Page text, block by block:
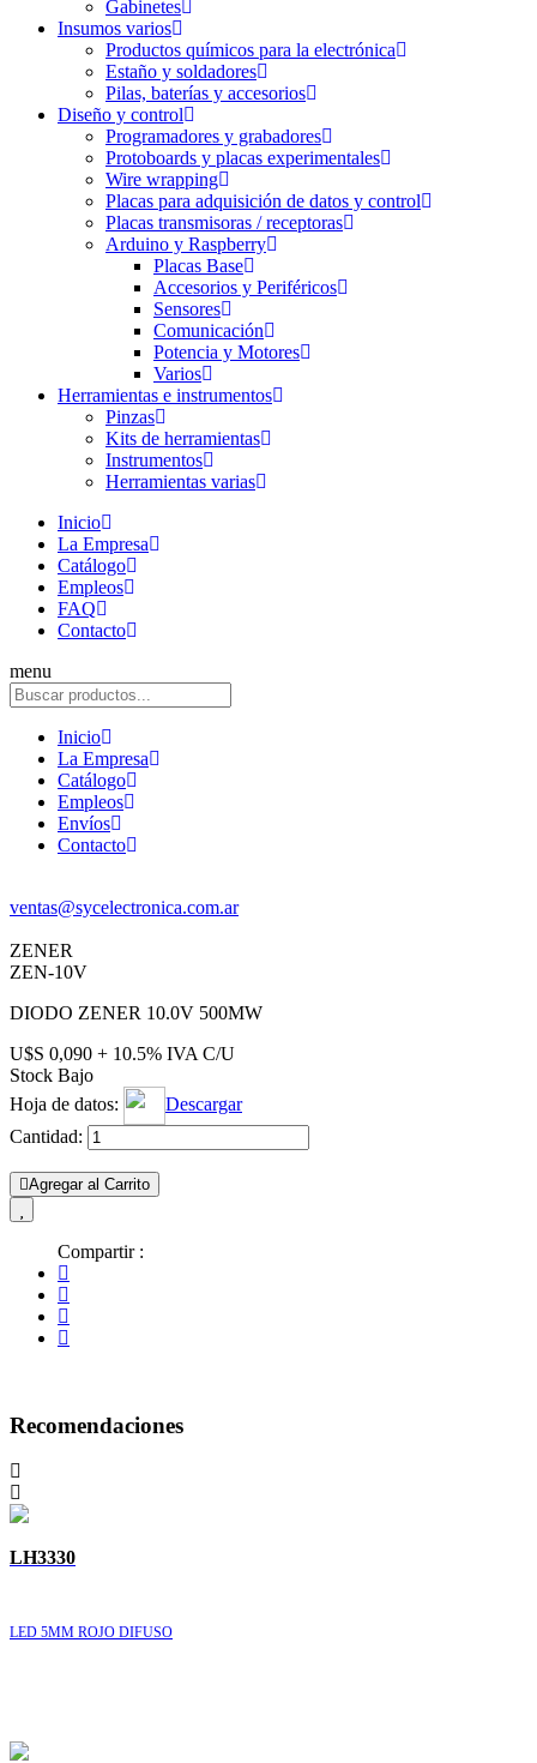
Gabinetes
Insumos varios
Productos químicos para la electrónica
Estaño y soldadores
Pilas, baterías y accesorios
Diseño y control
Programadores y grabadores
Protoboards y placas experimentales
Wire wrapping
Placas para adquisición de datos y control
Placas transmisoras / receptoras
Arduino y Raspberry
Placas Base
Accesorios y Periféricos
Sensores
Comunicación
Potencia y Motores
Varios
Herramientas e instrumentos
Pinzas
Kits de herramientas
Instrumentos
Herramientas varias
Inicio
La Empresa
Catálogo
Empleos
FAQ
Contacto
menu
Inicio
La Empresa
Catálogo
Empleos
Envíos
Contacto
ventas@sycelectronica.com.ar
ZENER
ZEN-10V
DIODO ZENER 10.0V 500MW
U$S 0,090 + 10.5% IVA C/U
Stock Bajo
Hoja de datos:
Descargar
Cantidad:
Agregar al Carrito
Compartir :
Recomendaciones
LH3330
LED 5MM ROJO DIFUSO